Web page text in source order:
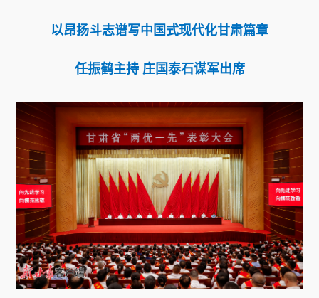
以昂扬斗志谱写中国式现代化甘肃篇章
任振鹤主持 庄国泰石谋军出席